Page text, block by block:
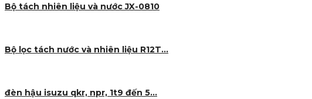
Bộ tách nhiên liệu và nước JX-0810
Bộ lọc tách nước và nhiên liệu R12T…
đèn hậu isuzu qkr, npr, 1t9 đến 5…